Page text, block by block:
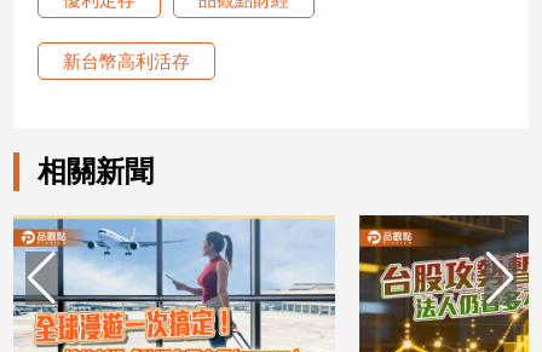
行/
時
星
生
活
建
新台幣高利活存
相關新聞